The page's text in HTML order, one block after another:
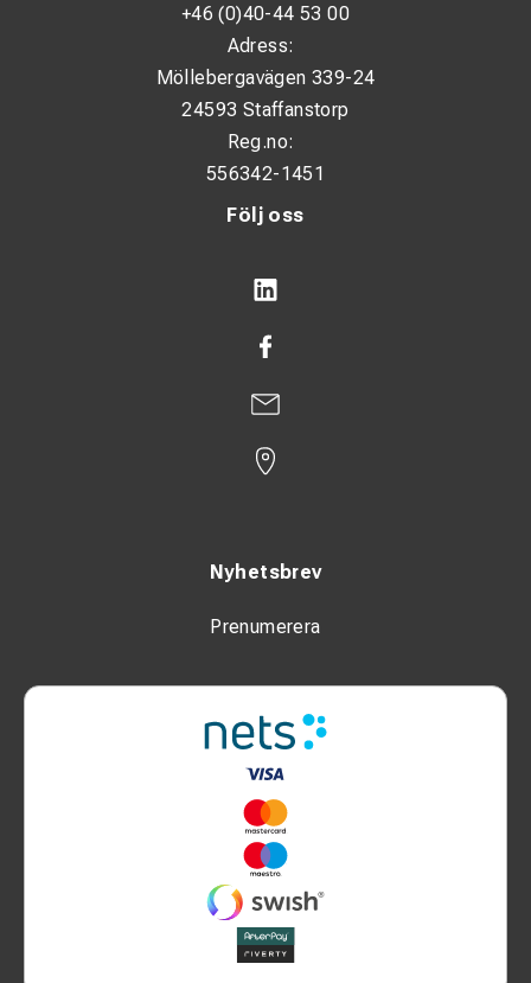
Följ oss
Nyhetsbrev
Prenumerera
+46 (0)40-44 53 00
Adress:
Möllebergavägen 339-24
24593 Staffanstorp
Reg.no:
556342-1451